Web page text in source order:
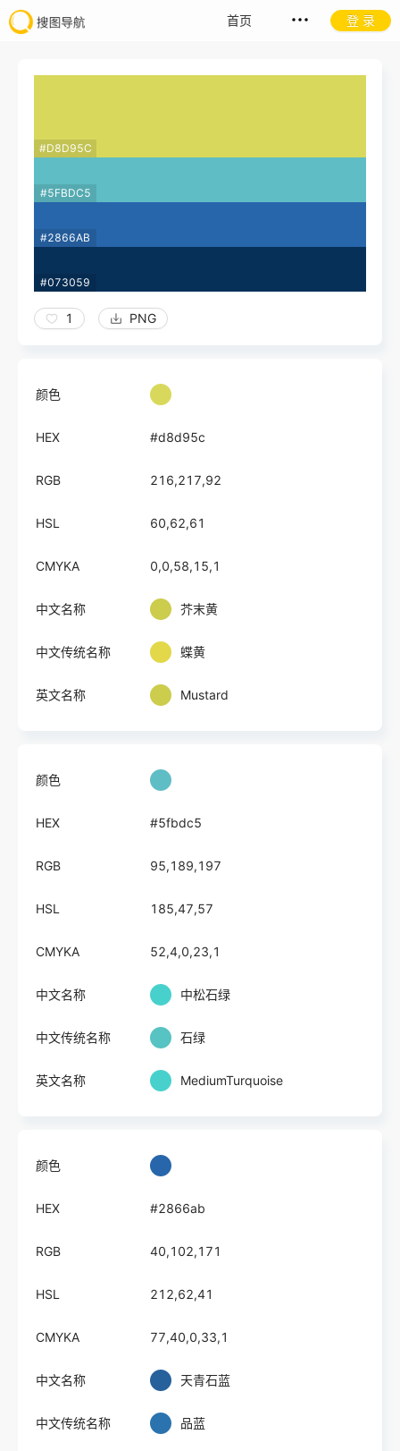
首页 登 录
#D8D95C
#5FBDC5
#2866AB
#073059
1 PNG
颜色
HEX #d8d95c
RGB 216,217,92
HSL 60,62,61
CMYKA 0,0,58,15,1
中文名称 芥末黄
中文传统名称 蝶黄
英文名称 Mustard
颜色
HEX #5fbdc5
RGB 95,189,197
HSL 185,47,57
CMYKA 52,4,0,23,1
中文名称 中松石绿
中文传统名称 石绿
英文名称 MediumTurquoise
颜色
HEX #2866ab
RGB 40,102,171
HSL 212,62,41
CMYKA 77,40,0,33,1
中文名称 天青石蓝
中文传统名称 品蓝